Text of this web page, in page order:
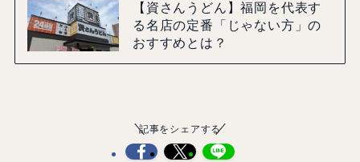
【資さんうどん】福岡を代表す
る名店の定番「じゃない方」の
おすすめとは？
記事をシェアする